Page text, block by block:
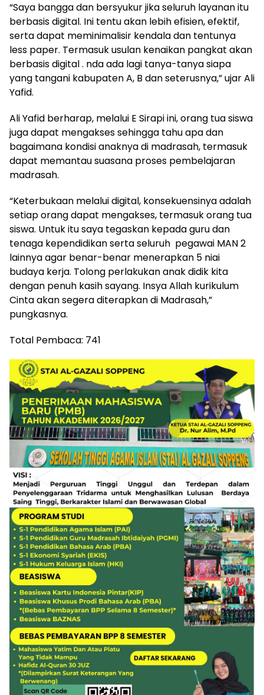
“Saya bangga dan bersyukur jika seluruh layanan itu
berbasis digital. Ini tentu akan lebih efisien, efektif,
serta dapat meminimalisir kendala dan tentunya
less paper. Termasuk usulan kenaikan pangkat akan
berbasis digital . nda ada lagi tanya-tanya siapa
yang tangani kabupaten A, B dan seterusnya,” ujar Ali
Yafid.
Ali Yafid berharap, melalui E Sirapi ini, orang tua siswa
juga dapat mengakses sehingga tahu apa dan
bagaimana kondisi anaknya di madrasah, termasuk
dapat memantau suasana proses pembelajaran
madrasah.
“Keterbukaan melalui digital, konsekuensinya adalah
setiap orang dapat mengakses, termasuk orang tua
siswa. Untuk itu saya tegaskan kepada guru dan
tenaga kependidikan serta seluruh pegawai MAN 2
lainnya agar benar-benar menerapkan 5 niai
budaya kerja. Tolong perlakukan anak didik kita
dengan penuh kasih sayang. Insya Allah kurikulum
Cinta akan segera diterapkan di Madrasah,”
pungkasnya.
Total Pembaca: 741